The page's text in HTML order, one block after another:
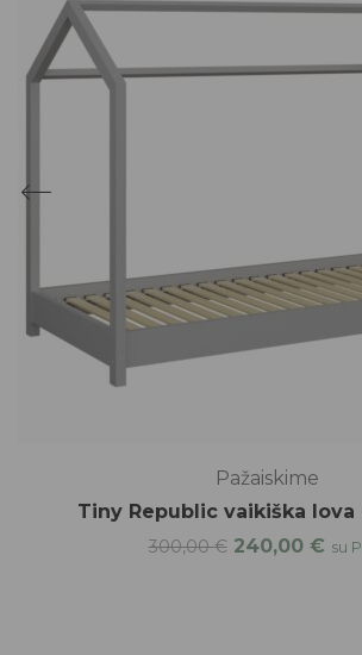
Pažaiskime
Tiny Republic vaikiška lova
300,00€ 240,00 € su